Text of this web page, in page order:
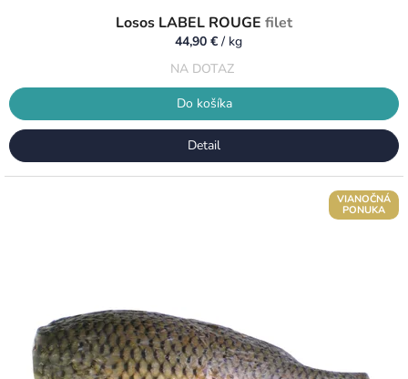
Losos LABEL ROUGE filet
44,90 € / kg
NA DOTAZ
Do košíka
Detail
VIANOČNÁ
PONUKA